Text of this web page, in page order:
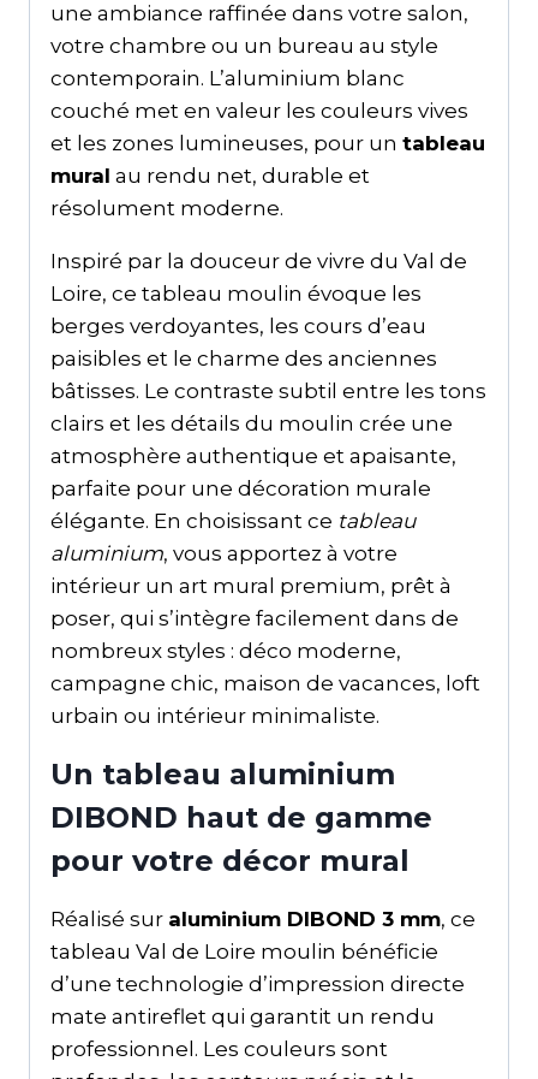
une ambiance raffinée dans votre salon,
votre chambre ou un bureau au style
contemporain. L’aluminium blanc
couché met en valeur les couleurs vives
et les zones lumineuses, pour un tableau
mural au rendu net, durable et
résolument moderne.
Inspiré par la douceur de vivre du Val de
Loire, ce tableau moulin évoque les
berges verdoyantes, les cours d’eau
paisibles et le charme des anciennes
bâtisses. Le contraste subtil entre les tons
clairs et les détails du moulin crée une
atmosphère authentique et apaisante,
parfaite pour une décoration murale
élégante. En choisissant ce tableau
aluminium, vous apportez à votre
intérieur un art mural premium, prêt à
poser, qui s’intègre facilement dans de
nombreux styles : déco moderne,
campagne chic, maison de vacances, loft
urbain ou intérieur minimaliste.
Un tableau aluminium
DIBOND haut de gamme
pour votre décor mural
Réalisé sur aluminium DIBOND 3 mm, ce
tableau Val de Loire moulin bénéficie
d’une technologie d’impression directe
mate antireflet qui garantit un rendu
professionnel. Les couleurs sont